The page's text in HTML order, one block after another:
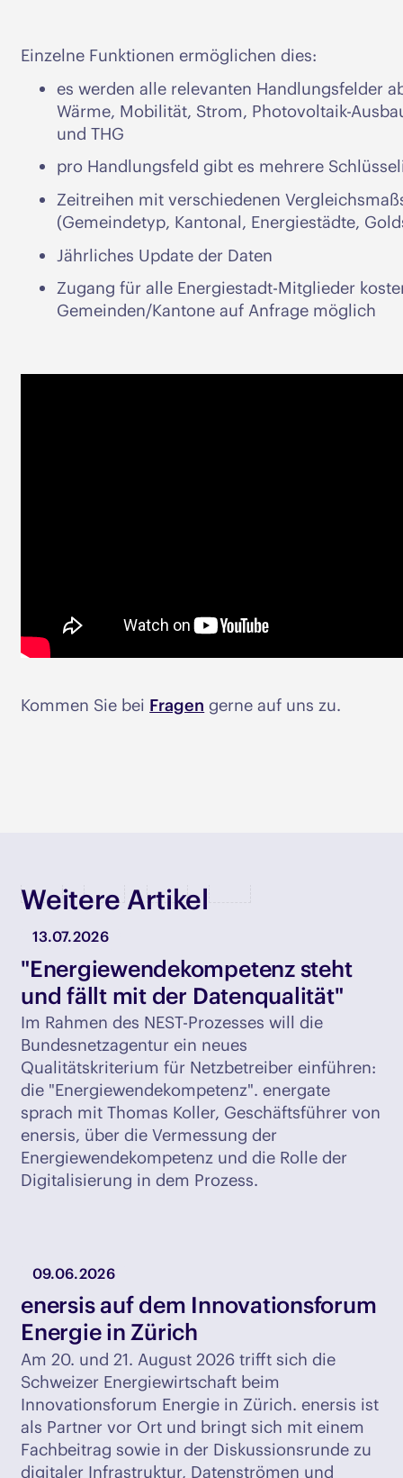
Einzelne Funktionen ermöglichen dies:
es werden alle relevanten Handlungsfelder
Wärme, Mobilität, Strom, Photovoltaik-
und THG
pro Handlungsfeld gibt es mehrere
Zeitreihen mit verschiedenen
(Gemeindetyp, Kantonal, Energiestädte,
Jährliches Update der Daten
Zugang für alle Energiestadt-Mitglieder
Gemeinden/Kantone auf Anfrage möglich
Kommen Sie bei Fragen gerne auf uns zu.
Weitere Artikel
13.07.2026
"Energiewendekompetenz steht
und fällt mit der Datenqualität"
Im Rahmen des NEST-Prozesses will die
Bundesnetzagentur ein neues
Qualitätskriterium für Netzbetreiber einführen:
die "Energiewendekompetenz". energate
sprach mit Thomas Koller, Geschäftsführer von
enersis, über die Vermessung der
Energiewendekompetenz und die Rolle der
Digitalisierung in dem Prozess.
09.06.2026
enersis auf dem Innovationsforum
Energie in Zürich
Am 20. und 21. August 2026 trifft sich die
Schweizer Energiewirtschaft beim
Innovationsforum Energie in Zürich. enersis ist
als Partner vor Ort und bringt sich mit einem
Fachbeitrag sowie in der Diskussionsrunde zu
digitaler Infrastruktur, Datenströmen und